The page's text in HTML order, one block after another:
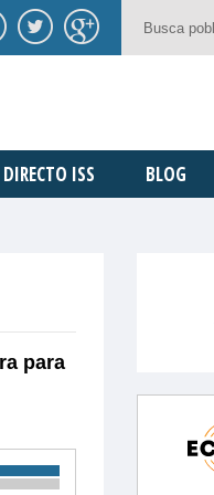
DIRECTO ISS BLOG
para